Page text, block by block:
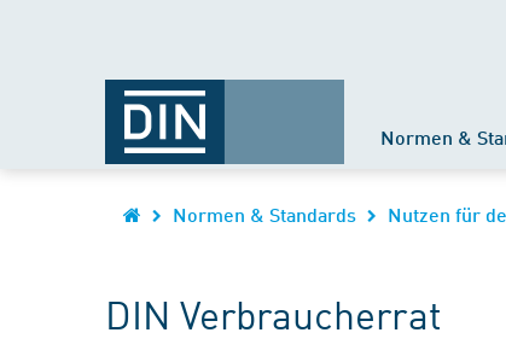
Normen &
Normen & Standards Nutzen für
DIN Verbraucherrat